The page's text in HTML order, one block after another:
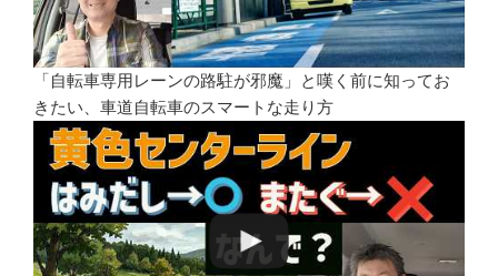
「自転車専用レーンの路駐が邪魔」と嘆く前に知ってお
きたい、車道自転車のスマートな走り方